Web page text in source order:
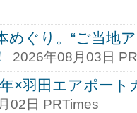
ぐり。“ご当地
2026年08月03日
×羽田エアポー
02日 PRTimes